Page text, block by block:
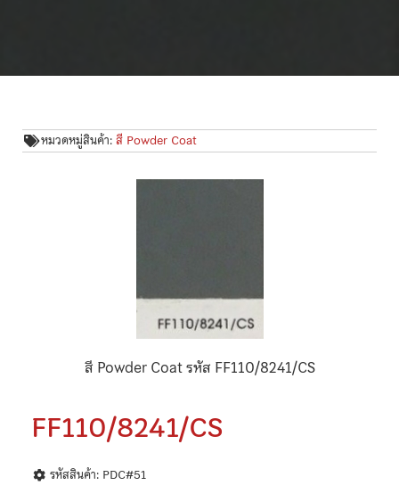
หมวดหมู่สินค้า:สี Powder Coat
สี Powder Coat รหัส FF110/8241/CS
FF110/8241/CS
รหัสสินค้า: PDC#51